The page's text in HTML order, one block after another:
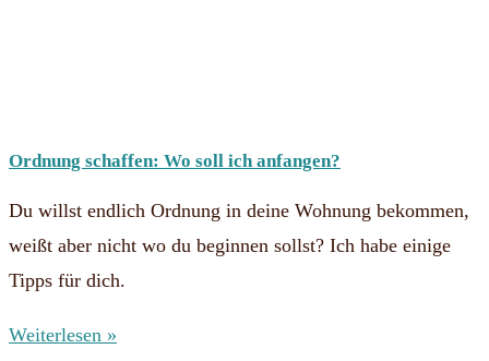
Ordnung schaffen: Wo soll ich anfangen?
Du willst endlich Ordnung in deine Wohnung bekommen,
weißt aber nicht wo du beginnen sollst? Ich habe einige
Tipps für dich.
Weiterlesen »